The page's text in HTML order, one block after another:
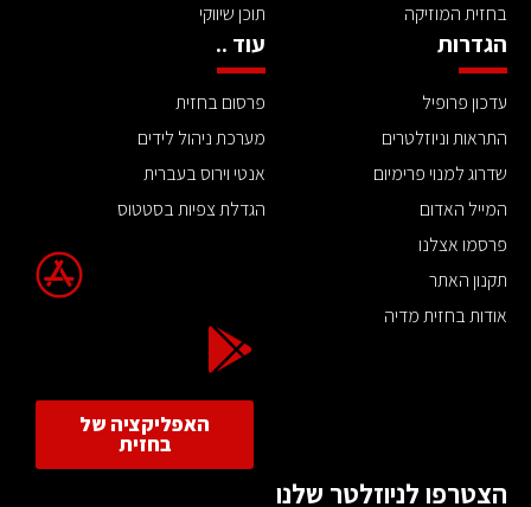
בחזית המוזיקה
תוכן שיווקי
הגדרות
עדכון פרופיל
התראות וניוזלטרים
שדרוג למנוי פרימיום
המייל האדום
פרסמו אצלנו
תקנון האתר
אודות בחזית מדיה
עוד ..
פרסום בחזית
מערכת ניהול לידים
אנטי וירוס בעברית
הגדלת צפיות בסטטוס
האפליקציה של
בחזית
הצטרפו לניוזלטר שלנו